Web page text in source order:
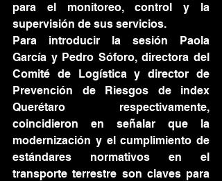
para el monitoreo, control y la
supervisión de sus servicios.
Para introducir la sesión Paola
García y Pedro Sóforo, directora del
Comité de Logística y director de
Prevención de Riesgos de index
Querétaro respectivamente,
coincidieron en señalar que la
modernización y el cumplimiento de
estándares normativos en el
transporte terrestre son claves para